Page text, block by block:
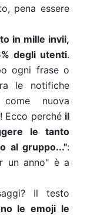
pena essere
in mille invii,
degli utenti.
ogni frase o
le notifiche
nuova
Ecco perché il
le tanto
al gruppo...":
un anno" è a
Il testo
le emoji le